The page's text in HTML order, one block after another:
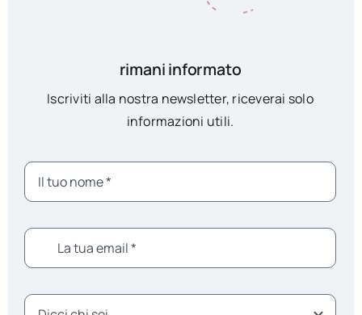
rimani informato
Iscriviti alla nostra newsletter, riceverai solo
informazioni utili.